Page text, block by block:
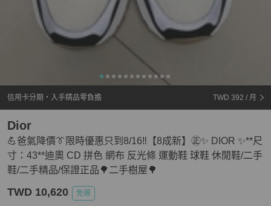
信用卡分期・入手精品零負擔 TWD 392 / 月
💪爸氣降價👔限時優惠只到8/16‼️【8成新】㊣✨ DIOR ✨**尺
寸：43**迪奧 CD 拼色 網布 反光條 運動鞋 球鞋 休閒鞋/二手
鞋/二手精品/保證正品🌳二手樹屋🌳
Dior
TWD 10,620 免運